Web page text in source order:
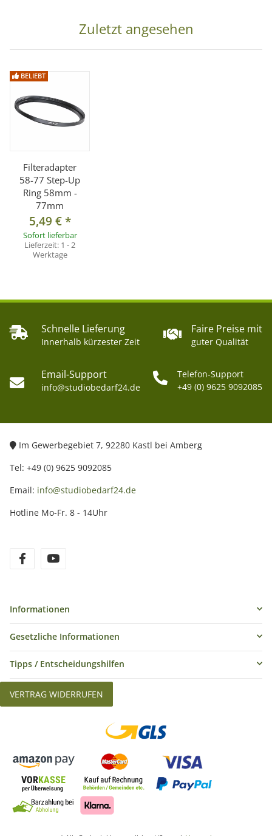
Zuletzt angesehen
BELIEBT
Filteradapter
58-77 Step-Up
Ring 58mm -
77mm
5,49 €*
Sofort lieferbar
Lieferzeit: 1 - 2
Werktage
Schnelle Lieferung
Innerhalb kürzester Zeit
Faire Preise mit
guter Qualität
Email-Support
info@studiobedarf24.de
Telefon-Support
+49 (0) 9625 9092085
Im Gewerbegebiet 7, 92280 Kastl bei Amberg
Tel: +49 (0) 9625 9092085
Email: info@studiobedarf24.de
Hotline Mo-Fr. 8 - 14Uhr
Informationen
Gesetzliche Informationen
Tipps / Entscheidungshilfen
VERTRAG WIDERRUFEN